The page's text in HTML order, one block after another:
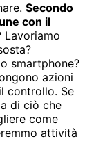
Secondo
con il
Lavoriamo
smartphone?
azioni
controllo. Se
di ciò che
come
attività